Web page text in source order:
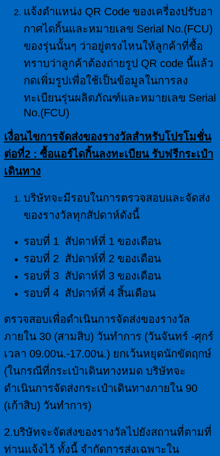
แจ้งตำแหน่ง QR Code ของเครื่องปรับอา
กาศไดกิ้นและหมายเลข Serial No.(FCU)
ของรุ่นนั้นๆ ว่าอยู่ตรงไหนให้ลูกค้าที่ซื้อ
ทราบว่าลูกค้าต้องถ่ายรูป QR code นี้แล้ว
กดเพิ่มรูปเพื่อใช้เป็นข้อมูลในการลง
ทะเบียนรุ่นผลิตภัณฑ์และหมายเลข Serial
No.(FCU)
เงื่อนไขการจัดส่งของรางวัลสำหรับโปรโมชั่น
ต่อที่2 : ซื้อแอร์ไดกิ้นลงทะเบียน รับฟรีกระเป๋า
เดินทาง
บริษัทจะมีรอบในการตรวจสอบและจัดส่ง
ของรางวัลทุกสัปดาห์ดังนี้
รอบที่ 1 สัปดาห์ที่ 1 ของเดือน
รอบที่ 2 สัปดาห์ที่ 2 ของเดือน
รอบที่ 3 สัปดาห์ที่ 3 ของเดือน
รอบที่ 4 สัปดาห์ที่ 4 สิ้นเดือน
ตรวจสอบเพื่อดำเนินการจัดส่งของรางวัล
ภายใน 30 (สามสิบ) วันทำการ (วันจันทร์ -ศุกร์
เวลา 09.00น.-17.00น.) ยกเว้นหยุดนักขัตฤกษ์
(ในกรณีที่กระเป๋าเดินทางหมด บริษัทจะ
ดำเนินการจัดส่งกระเป๋าเดินทางภายใน 90
(เก้าสิบ) วันทำการ)
2.บริษัทจะจัดส่งของรางวัลไปยังสถานที่ตามที่
ท่านแจ้งไว้ ทั้งนี้ จำกัดการส่งเฉพาะใน